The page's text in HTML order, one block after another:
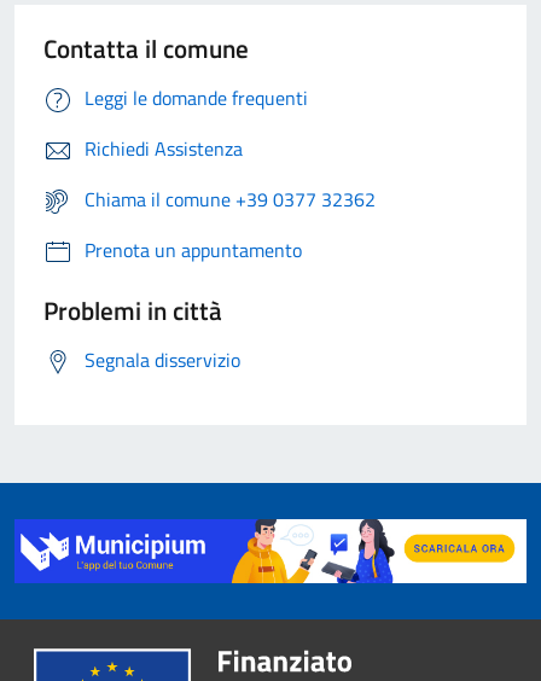
Contatta il comune
Leggi le domande frequenti
Richiedi Assistenza
Chiama il comune +39 0377 32362
Prenota un appuntamento
Problemi in città
Segnala disservizio